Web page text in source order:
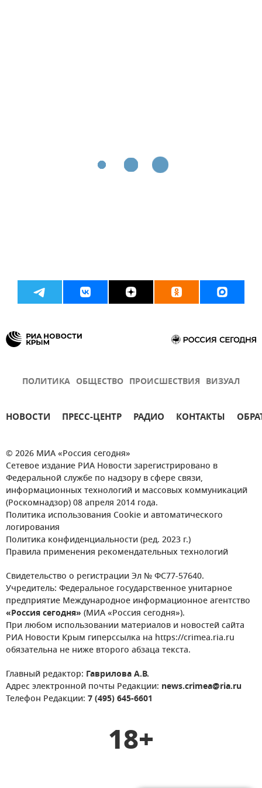
ПОЛИТИКА ОБЩЕСТВО ПРОИСШЕСТВИЯ ВИЗУАЛ
НОВОСТИ ПРЕСС-ЦЕНТР РАДИО КОНТАКТЫ
© 2026 МИА «Россия сегодня»
Сетевое издание РИА Новости зарегистрировано в
Федеральной службе по надзору в сфере связи,
информационных технологий и массовых коммуникаций
(Роскомнадзор) 08 апреля 2014 года.
Политика использования Cookie и автоматического
логирования
Политика конфиденциальности (ред. 2023 г.)
Правила применения рекомендательных технологий
Свидетельство о регистрации Эл № ФС77-57640.
Учредитель: Федеральное государственное унитарное
предприятие Международное информационное агентство
«Россия сегодня» (МИА «Россия сегодня»).
При любом использовании материалов и новостей сайта
РИА Новости Крым гиперссылка на https://crimea.ria.ru
обязательна не ниже второго абзаца текста.
Главный редактор: Гаврилова А.В.
Адрес электронной почты Редакции: news.crimea@ria.ru
Телефон Редакции: 7 (495) 645-6601
18+